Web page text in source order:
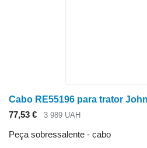
77,53 € 3 989 UAH
Peça sobressalente - cabo